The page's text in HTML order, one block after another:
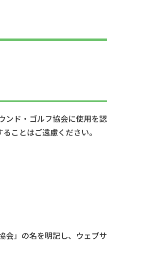
ンド・ゴルフ協会に使用を認
ことはご遠慮ください。
会」の名を明記し、ウェブサ